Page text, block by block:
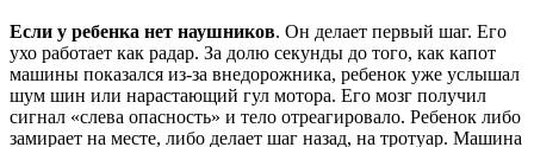
Если у ребенка нет наушников. Он делает первый шаг. Его
ухо работает как радар. За долю секунды до того, как капот
машины показался из-за внедорожника, ребенок уже услышал
шум шин или нарастающий гул мотора. Его мозг получил
сигнал «слева опасность» и тело отреагировало. Ребенок либо
замирает на месте, либо делает шаг назад, на тротуар. Машина